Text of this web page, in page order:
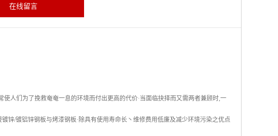
在线留言
人们为了挽救奄奄一息的环境而付出更高的代价·当面临抉择而又需两者兼顾时,一
锌/镀铝锌钢板与烤漆钢板·除具有使用寿命长丶维修费用低廉及减少环境污染之优点